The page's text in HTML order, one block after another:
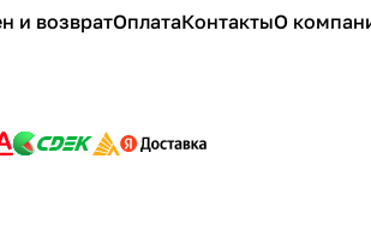
и возвратОплатаКонтактыО